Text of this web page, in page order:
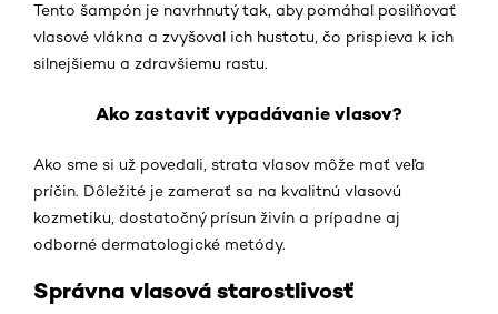
Tento šampón je navrhnutý tak, aby pomáhal posilňovať
vlasové vlákna a zvyšoval ich hustotu, čo prispieva k ich
silnejšiemu a zdravšiemu rastu.
Ako zastaviť vypadávanie vlasov?
Ako sme si už povedali, strata vlasov môže mať veľa
príčin. Dôležité je zamerať sa na kvalitnú vlasovú
kozmetiku, dostatočný prísun živín a prípadne aj
odborné dermatologické metódy.
Správna vlasová starostlivosť